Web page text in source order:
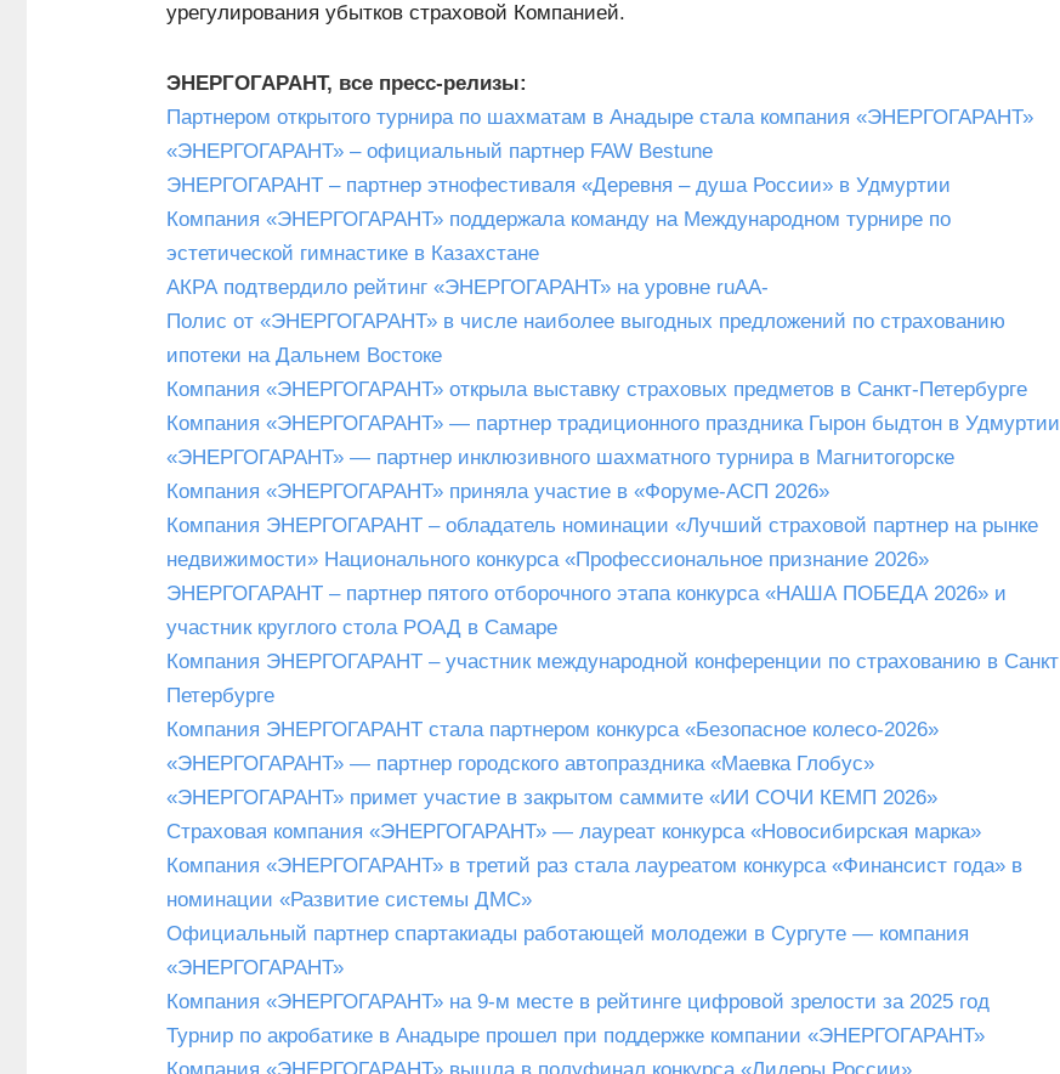
урегулирования убытков страховой Компанией.
ЭНЕРГОГАРАНТ, все пресс-релизы:
Партнером открытого турнира по шахматам в Анадыре стала компания «ЭНЕРГОГАРАНТ»
«ЭНЕРГОГАРАНТ» – официальный партнер FAW Bestune
ЭНЕРГОГАРАНТ – партнер этнофестиваля «Деревня – душа России» в Удмуртии
Компания «ЭНЕРГОГАРАНТ» поддержала команду на Международном турнире по
эстетической гимнастике в Казахстане
АКРА подтвердило рейтинг «ЭНЕРГОГАРАНТ» на уровне ruAA-
Полис от «ЭНЕРГОГАРАНТ» в числе наиболее выгодных предложений по страхованию
ипотеки на Дальнем Востоке
Компания «ЭНЕРГОГАРАНТ» открыла выставку страховых предметов в Санкт-Петербурге
Компания «ЭНЕРГОГАРАНТ» — партнер традиционного праздника Гырон быдтон в Удмуртии
«ЭНЕРГОГАРАНТ» — партнер инклюзивного шахматного турнира в Магнитогорске
Компания «ЭНЕРГОГАРАНТ» приняла участие в «Форуме-АСП 2026»
Компания ЭНЕРГОГАРАНТ – обладатель номинации «Лучший страховой партнер на рынке
недвижимости» Национального конкурса «Профессиональное признание 2026»
ЭНЕРГОГАРАНТ – партнер пятого отборочного этапа конкурса «НАША ПОБЕДА 2026» и
участник круглого стола РОАД в Самаре
Компания ЭНЕРГОГАРАНТ – участник международной конференции по страхованию в Санкт
Петербурге
Компания ЭНЕРГОГАРАНТ стала партнером конкурса «Безопасное колесо-2026»
«ЭНЕРГОГАРАНТ» — партнер городского автопраздника «Маевка Глобус»
«ЭНЕРГОГАРАНТ» примет участие в закрытом саммите «ИИ СОЧИ КЕМП 2026»
Страховая компания «ЭНЕРГОГАРАНТ» — лауреат конкурса «Новосибирская марка»
Компания «ЭНЕРГОГАРАНТ» в третий раз стала лауреатом конкурса «Финансист года» в
номинации «Развитие системы ДМС»
Официальный партнер спартакиады работающей молодежи в Сургуте — компания
«ЭНЕРГОГАРАНТ»
Компания «ЭНЕРГОГАРАНТ» на 9-м месте в рейтинге цифровой зрелости за 2025 год
Турнир по акробатике в Анадыре прошел при поддержке компании «ЭНЕРГОГАРАНТ»